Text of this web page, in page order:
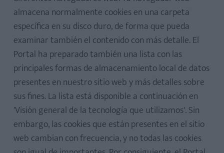
almacena normalmente cookies en una carpeta
específica en su disco duro, de forma que pueda
examinar también el contenido con más detalle. El
Portal ha preparado también una lista con las
principales formas de almacenamiento local de datos
presentes en nuestro sitio web y más detalles sobre
sus fines. La lista está disponible a continuación en
'Visión general de la tecnología que utilizamos'. Sin
embargo, las cookies que están presentes en el sitio
web cambian con frecuencia, y no todas las cookies